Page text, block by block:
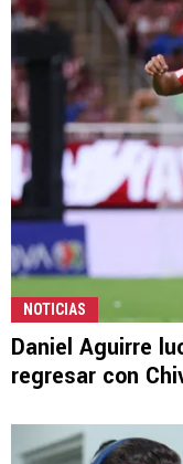
NOTICIAS
Daniel Aguirre
regresar con